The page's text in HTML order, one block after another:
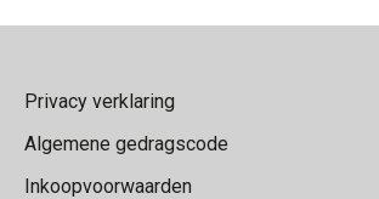
Contactinformatie
Privacy verklaring
Algemene gedragscode
Inkoopvoorwaarden